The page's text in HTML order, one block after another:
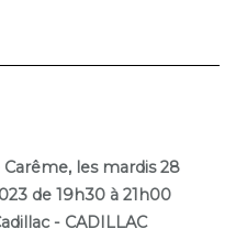
les mardis 28
de 19h30 à 21h00
- CADILLAC